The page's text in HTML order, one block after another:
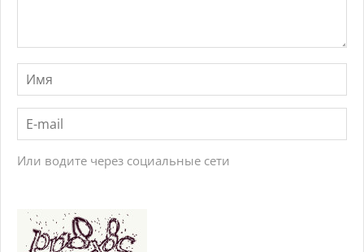
Или водите через социальные сети